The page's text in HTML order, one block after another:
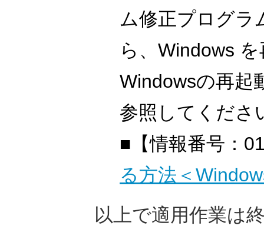
ム修正プログラ
ら、Windows
Windowsの再起
参照してくださ
■【情報番号：
る方法＜
以上で適用作業は